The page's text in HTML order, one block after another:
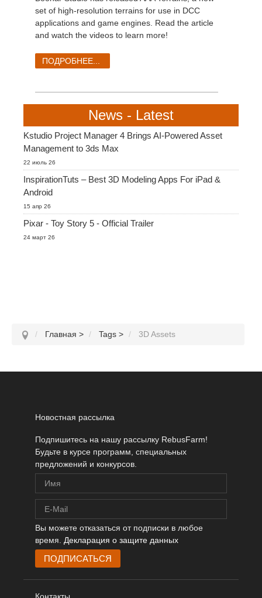
set of high-resolution terrains for use in DCC
applications and game engines. Read the article
and watch the videos to learn more!
ПОДРОБНЕЕ...
News - Latest
Kstudio Project Manager 4 Brings AI-Powered Asset
Management to 3ds Max
22 июль 26
InspirationTuts – Best 3D Modeling Apps For iPad &
Android
15 апр 26
Pixar - Toy Story 5 - Official Trailer
24 март 26
Главная > Tags > 3D Assets
Новостная рассылка
Подпишитесь на нашу рассылку RebusFarm!
Будьте в курсе программ, специальных
предложений и конкурсов.
Вы можете отказаться от подписки в любое
время. Декларация о защите данных